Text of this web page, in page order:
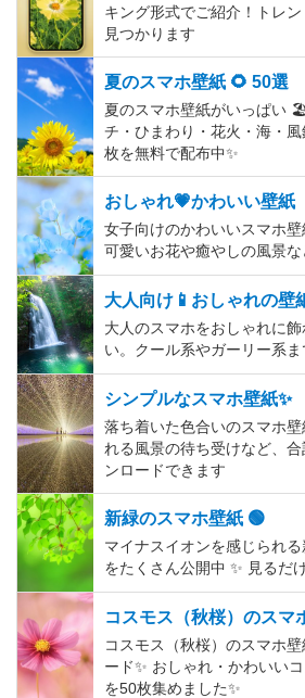
キング形式でご紹介！トレ
見つかります
夏のスマホ壁紙 🌻 50選
夏のスマホ壁紙がいっぱい
チ・ひまわり・花火・海・
枚を無料で配布中✨
おしゃれ💗かわいい壁紙
女子向けのかわいいスマホ壁
可愛いお花や癒やしの風景な
大人向け📱おしゃれの壁
大人のスマホをおしゃれに
い。クール系やガーリー系ま
シンプルなスマホ壁紙✨
落ち着いた色合いのスマホ
れる風景の待ち受けなど、
ンロードできます
新緑のスマホ壁紙 🟢
マイナスイオンを感じられ
をたくさん公開中 ✨ 見るだ
コスモス（秋桜）のスマ
コスモス（秋桜）のスマホ
ード✨️ おしゃれ・かわいい
を50枚集めました✨️